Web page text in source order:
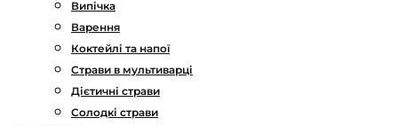
Випічка
Варення
Коктейлі та напої
Страви в мультиварці
Дієтичні страви
Солодкі страви